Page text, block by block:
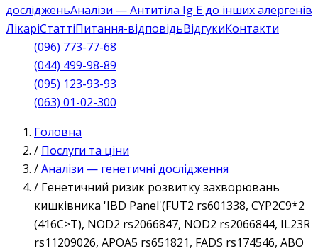
дослідженьАналізи — Антитіла Ig E до інших алергенів
ЛікаріСтаттіПитання-відповідьВідгукиКонтакти
(096) 773-77-68
(044) 499-98-89
(095) 123-93-93
(063) 01-02-300
Головна
/ Послуги та ціни
/Аналізи — генетичні дослідження
/ Генетичний ризик розвитку захворювань
кишківника 'IBD Panel'(FUT2 rs601338, СYP2C9*2
(416C>T), NOD2 rs2066847, NOD2 rs2066844, IL23R
rs11209026, APOA5 rs651821, FADS rs174546, ABO